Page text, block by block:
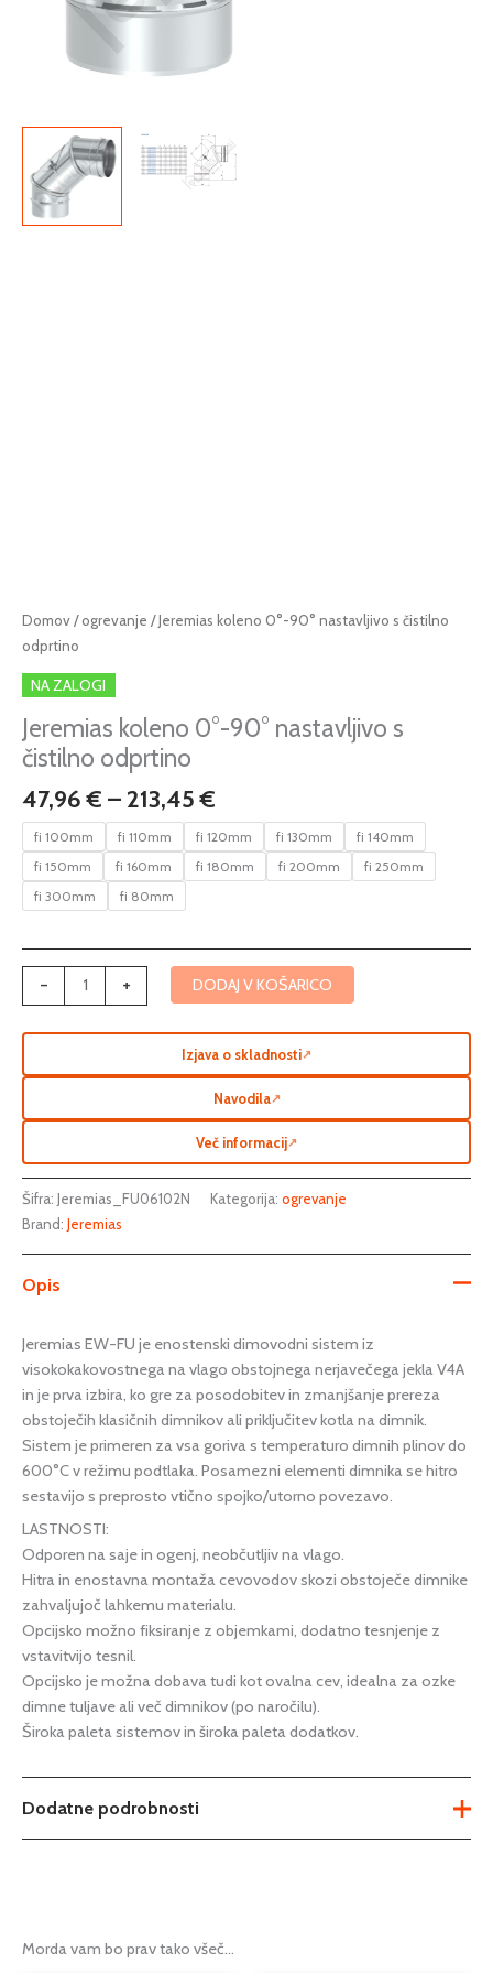
Domov/ogrevanje / Jeremias koleno 0°-90° nastavljivo s čistilno
odprtino
NA ZALOGI
Jeremias koleno 0°-90° nastavljivo s
čistilno odprtino
47,96€ – 213,45€
Cenovni
do
213,45 €
fi 100mm fi 110mm fi 120mm fi 130mm
fi 140mm
fi 150mm
fi 160mm fi 180mm fi 200mm
fi 250mm
fi 300mm
fi 80mm
-
Jeremias
koleno
0°-90°
nastavljivo
s
čistilno
odprtino
količina
+ DODAJ V KOŠARICO
Izjava o skladnosti↗
Navodila↗
Več informacij↗
Šifra: Jeremias_FU06102N Kategorija: ogrevanje
Brand: Jeremias
Opis
Jeremias EW-FU je enostenski dimovodni sistem iz
visokokakovostnega na vlago obstojnega nerjavečega jekla V4A
in je prva izbira, ko gre za posodobitev in zmanjšanje prereza
obstoječih klasičnih dimnikov ali priključitev kotla na dimnik.
Sistem je primeren za vsa goriva s temperaturo dimnih plinov do
600°C v režimu podtlaka. Posamezni elementi dimnika se hitro
sestavijo s preprosto vtično spojko/utorno povezavo.
LASTNOSTI:
Odporen na saje in ogenj, neobčutljiv na vlago.
Hitra in enostavna montaža cevovodov skozi obstoječe dimnike
zahvaljujoč lahkemu materialu.
Opcijsko možno fiksiranje z objemkami, dodatno tesnjenje z
vstavitvijo tesnil.
Opcijsko je možna dobava tudi kot ovalna cev, idealna za ozke
dimne tuljave ali več dimnikov (po naročilu).
Široka paleta sistemov in široka paleta dodatkov.
Dodatne podrobnosti
Možnosti
130mm
Morda vam bo prav tako všeč…